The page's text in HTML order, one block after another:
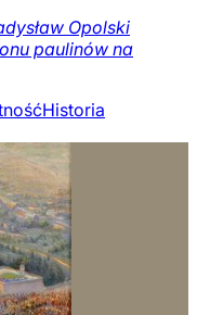
Opolski
paulinów na
Historia